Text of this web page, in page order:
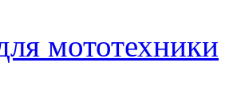
мототехники